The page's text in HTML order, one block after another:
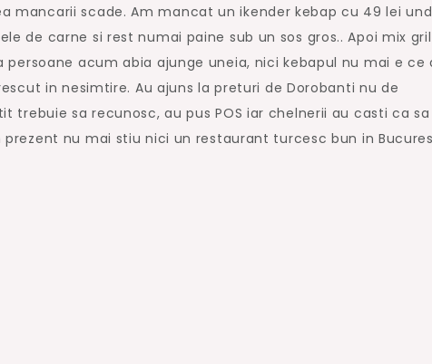
mancarii scade. Am mancat un ikender kebap cu 49 lei
de carne si rest numai paine sub un sos gros.. Apoi mix
acum abia ajunge uneia, nici kebapul nu mai e ce
in nesimtire. Au ajuns la preturi de Dorobanti nu de
trebuie sa recunosc, au pus POS iar chelnerii au casti ca sa
nu mai stiu nici un restaurant turcesc bun in